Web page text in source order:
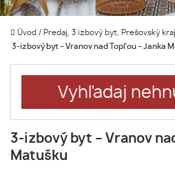
Úvod / Predaj, 3 izbový byt, Prešovský
3-izbový byt – Vranov nad Topľou – Janka
Vyhľadaj
3-izbový byt – Vranov
Matušku